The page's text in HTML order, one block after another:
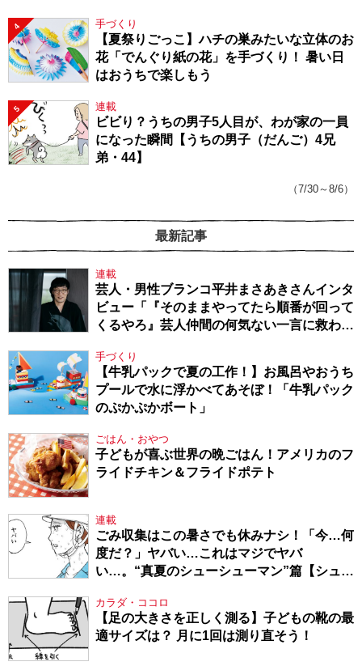
4 手づくり
【夏祭りごっこ】ハチの巣みたいな立体のお
花「でんぐり紙の花」を手づくり！ 暑い日
はおうちで楽しもう
5 連載
ビビり？うちの男子5人目が、わが家の一員
になった瞬間【うちの男子（だんご）4兄
弟・44】
（7/30～8/6）
最新記事
連載
芸人・男性ブランコ平井まさあきさんインタ
ビュー「『そのままやってたら順番が回って
くるやろ』芸人仲間の何気ない一言に救われ
手づくり
【牛乳パックで夏の工作！】お風呂やおうち
プールで水に浮かべてあそぼ！「牛乳パック
のぷかぷかボート」
ごはん・おやつ
子どもが喜ぶ世界の晩ごはん！アメリカのフ
ライドチキン＆フライドポテト
連載
ごみ収集はこの暑さでも休みナシ！「今…何
度だ？」ヤバい…これはマジでヤバ
い…。“真夏のシューシューマン”篇【シュー
カラダ・ココロ
【足の大きさを正しく測る】子どもの靴の最
適サイズは？ 月に1回は測り直そう！